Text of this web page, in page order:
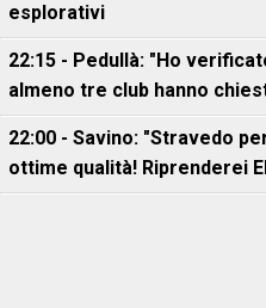
esplorativi
22:15 - Pedullà: "Ho
almeno tre club hanno
22:00 - Savino: "Stravedo
ottime qualità! Riprenderei